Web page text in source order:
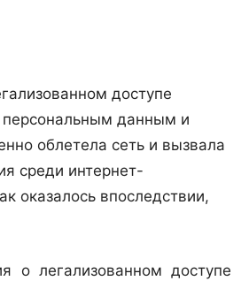
доступе
персональным данным и
облетела сеть и вызвала
среди интернет-
оказалось впоследствии,
доступе